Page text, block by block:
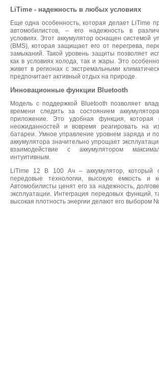
LiTime - надежность в любых условиях
Еще одна особенность, которая делает LiTime
автомобилистов, – его надежность в
условиях. Этот аккумулятор оснащен системой
(BMS), которая защищает его от перегрева,
замыканий. Такой уровень защиты позволяет
как в условиях холода, так и жары. Это
живет в регионах с экстремальными
предпочитает активный отдых на природе.
Инновационные функции Bluetooth
Модель с поддержкой Bluetooth позволяет
времени следить за состоянием
приложение. Это удобная функция, которая
неожиданностей и вовремя реагировать на
батареи. Умное управление уровнем заряда и
аккумулятора значительно упрощает
взаимодействие с аккумулятором
интуитивным.
LiTime 12 В 100 Ач – аккумулятор, который
передовые технологии, высокую емкость и
Автомобилисты ценят его за надежность,
эксплуатации. Интеграция передовых функций,
высокая плотность энергии делают его выбором